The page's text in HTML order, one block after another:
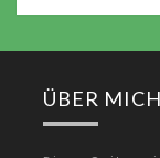
ÜBER MICH